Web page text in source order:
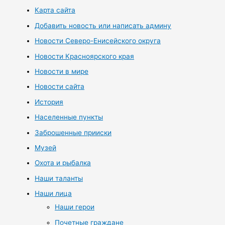
Карта сайта
Добавить новость или написать админу
Новости Северо-Енисейского округа
Новости Красноярского края
Новости в мире
Новости сайта
История
Населенные пункты
Заброшенные прииски
Музей
Охота и рыбалка
Наши таланты
Наши лица
Наши герои
Почетные граждане